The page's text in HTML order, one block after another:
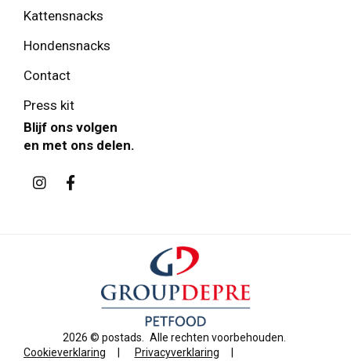
Kattensnacks
Hondensnacks
Contact
Press kit
Blijf ons volgen
en met ons delen.
2026 © postads
Alle rechten voorbehouden.
Cookieverklaring
Privacyverklaring